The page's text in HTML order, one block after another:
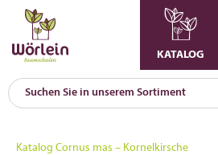
KATALOG
Katalog Cornus mas – Kornelkirsche